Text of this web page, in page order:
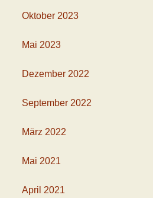
Oktober 2023
Mai 2023
Dezember 2022
September 2022
März 2022
Mai 2021
April 2021